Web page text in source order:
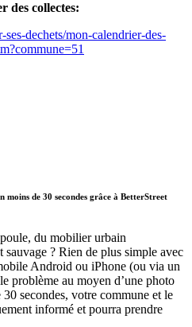
des collectes:
dechets/mon-calendrier-des-
moins de 30 secondes grâce à BetterStreet
du mobilier urbain
sauvage ? Rien de plus simple avec
Android ou iPhone (ou via un
problème au moyen d’une photo
secondes, votre commune et le
informé et pourra prendre